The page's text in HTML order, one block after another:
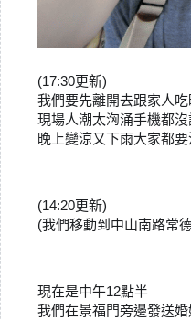
(17:30更新)
我們要先離開去跟家人吃
現場人潮太洶涌手機都
晚上變涼又下雨大家都
(14:20更新)
(我們移動到中山南路常
現在是中午12點半
我們在景福門旁邊發送